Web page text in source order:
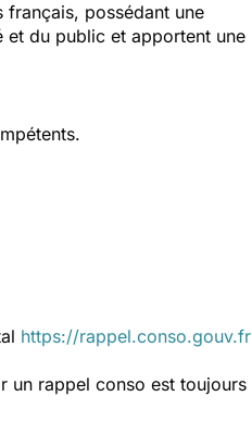
français, possédant une
du public et apportent une
https://rappel.conso.gouv.fr
un rappel conso est toujours